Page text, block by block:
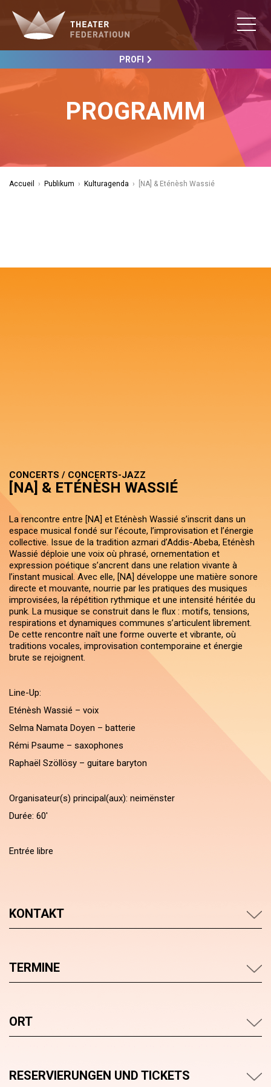
PROFI
PROGRAMM
Accueil › Publikum › Kulturagenda › [NA] & Eténèsh Wassié
CONCERTS / CONCERTS-JAZZ
[NA] & ETÉNÈSH WASSIÉ
La rencontre entre [NA] et Eténèsh Wassié s’inscrit dans un
espace musical fondé sur l’écoute, l’improvisation et l’énergie
collective. Issue de la tradition azmari d’Addis-Abeba, Eténèsh
Wassié déploie une voix où phrasé, ornementation et
expression poétique s’ancrent dans une relation vivante à
l’instant musical. Avec elle, [NA] développe une matière sonore
directe et mouvante, nourrie par les pratiques des musiques
improvisées, la répétition rythmique et une intensité héritée du
punk. La musique se construit dans le flux : motifs, tensions,
respirations et dynamiques communes s’articulent librement.
De cette rencontre naît une forme ouverte et vibrante, où
traditions vocales, improvisation contemporaine et énergie
brute se rejoignent.
Line-Up:
Eténèsh Wassié – voix
Selma Namata Doyen – batterie
Rémi Psaume – saxophones
Raphaël Szöllösy – guitare baryton
Organisateur(s) principal(aux): neimënster
Durée: 60'
Entrée libre
KONTAKT
TERMINE
ORT
RESERVIERUNGEN UND TICKETS